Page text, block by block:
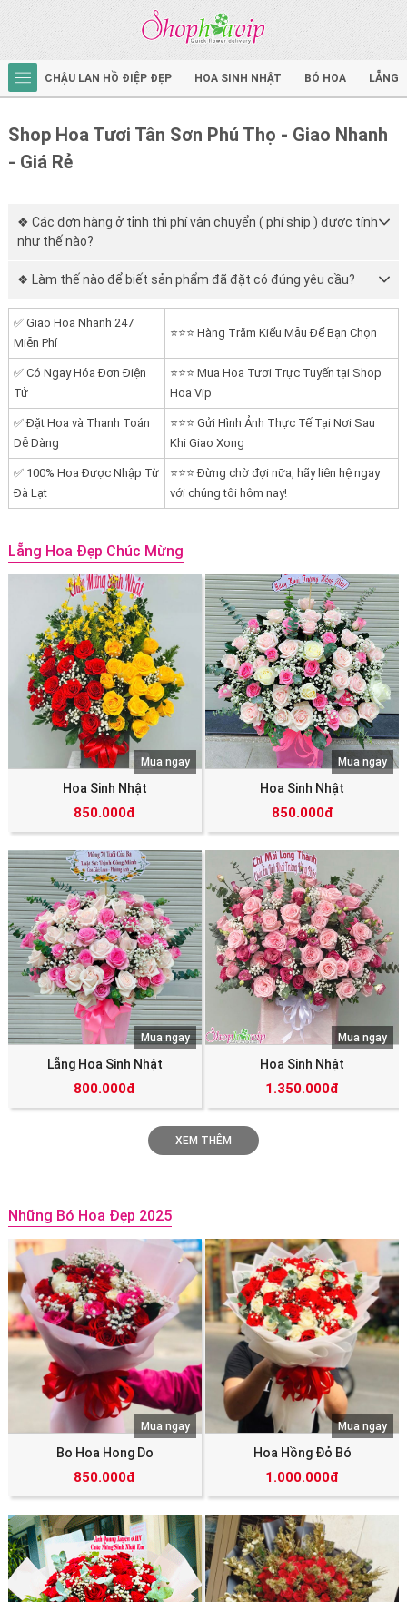
CHẬU LAN HỒ ĐIỆP ĐẸP HOA SINH NHẬT BÓ HOA LẴNG
Shop Hoa Tươi Tân Sơn Phú Thọ - Giao Nhanh
- Giá Rẻ
❖ Các đơn hàng ở tỉnh thì phí vận chuyển ( phí ship ) được tính
như thế nào?
❖ Làm thế nào để biết sản phẩm đã đặt có đúng yêu cầu?
✅ Giao Hoa Nhanh 247
Miễn Phí
⭐⭐⭐ Hàng Trăm Kiểu Mẫu Để Bạn Chọn
✅ Có Ngay Hóa Đơn Điện
Tử
⭐⭐⭐ Mua Hoa Tươi Trực Tuyến tại Shop
Hoa Vip
✅ Đặt Hoa và Thanh Toán
Dễ Dàng
⭐⭐⭐ Gửi Hình Ảnh Thực Tế Tại Nơi Sau
Khi Giao Xong
✅ 100% Hoa Được Nhập Từ
Đà Lạt
⭐⭐⭐ Đừng chờ đợi nữa, hãy liên hệ ngay
với chúng tôi hôm nay!
Lẵng Hoa Đẹp Chúc Mừng
Hoa Sinh Nhật
850.000đ
Mua ngay
Hoa Sinh Nhật
850.000đ
Mua ngay
Lẵng Hoa Sinh Nhật
800.000đ
Mua ngay
Hoa Sinh Nhật
1.350.000đ
Mua ngay
XEM THÊM
Những Bó Hoa Đẹp 2025
Bo Hoa Hong Do
850.000đ
Mua ngay
Hoa Hồng Đỏ Bó
1.000.000đ
Mua ngay